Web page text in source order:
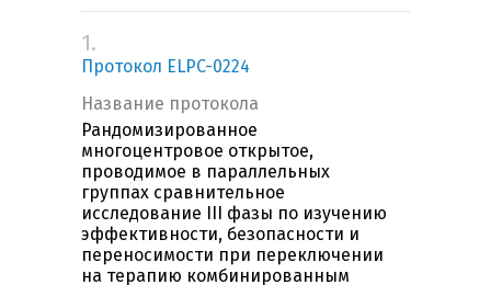
1.
Протокол ELPC-0224
Название протокола
Рандомизированное
многоцентровое открытое,
проводимое в параллельных
группах сравнительное
исследование III фазы по изучению
эффективности, безопасности и
переносимости при переключении
на терапию комбинированным